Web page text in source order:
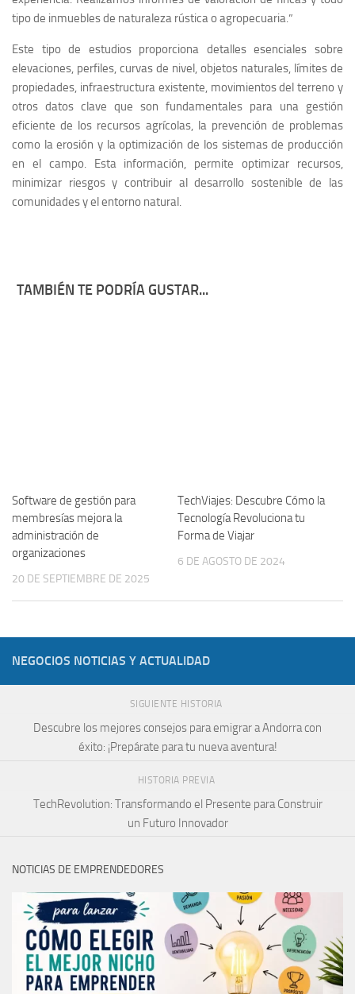
tipo de inmuebles de naturaleza rústica o agropecuaria.”
Este tipo de estudios proporciona detalles esenciales sobre
elevaciones, perfiles, curvas de nivel, objetos naturales, límites de
propiedades, infraestructura existente, movimientos del terreno y
otros datos clave que son fundamentales para una gestión
eficiente de los recursos agrícolas, la prevención de problemas
como la erosión y la optimización de los sistemas de producción
en el campo. Esta información, permite optimizar recursos,
minimizar riesgos y contribuir al desarrollo sostenible de las
comunidades y el entorno natural.
TAMBIÉN TE PODRÍA GUSTAR...
Software de gestión para
membresías mejora la
administración de
organizaciones
20 DE SEPTIEMBRE DE 2025
TechViajes: Descubre Cómo la
Tecnología Revoluciona tu
Forma de Viajar
6 DE AGOSTO DE 2024
NEGOCIOS NOTICIAS Y ACTUALIDAD
SIGUIENTE HISTORIA
Descubre los mejores consejos para emigrar a Andorra con
éxito: ¡Prepárate para tu nueva aventura!
HISTORIA PREVIA
TechRevolution: Transformando el Presente para Construir
un Futuro Innovador
NOTICIAS DE EMPRENDEDORES